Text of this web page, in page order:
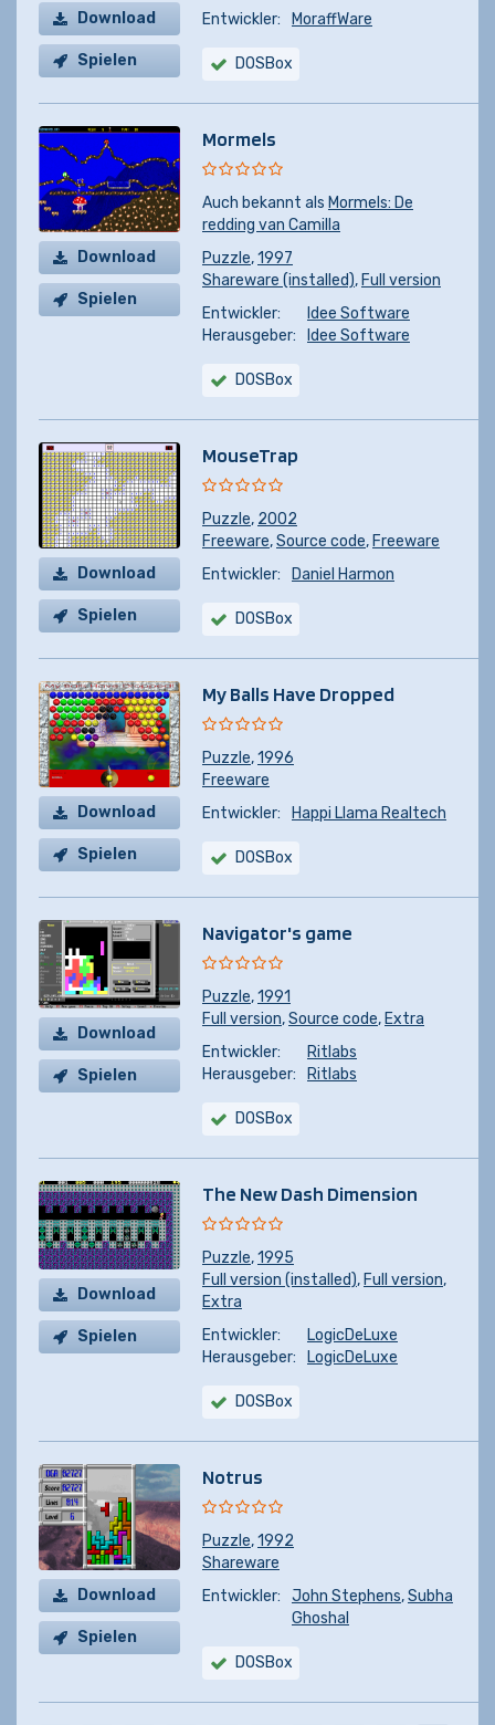
Download
Spielen
Entwickler:
MoraffWare
DOSBox
Download
Spielen
Mormels
Auch bekannt als Mormels: De
redding van Camilla
Puzzle,1997
Shareware (installed), Full version
Entwickler:
Idee Software
Herausgeber:
Idee Software
DOSBox
Download
Spielen
MouseTrap
Puzzle, 2002
Freeware,Source code, Freeware
Entwickler:
Daniel Harmon
DOSBox
Download
Spielen
My Balls Have Dropped
Puzzle,1996
Freeware
Entwickler:
Happi Llama Realtech
DOSBox
Download
Spielen
Navigator's game
Puzzle,1991
Full version,Source code, Extra
Entwickler:
Ritlabs
Herausgeber:
Ritlabs
DOSBox
Download
Spielen
The New Dash Dimension
Puzzle,1995
Full version (installed), Full version,
Extra
Entwickler:
LogicDeLuxe
Herausgeber:
LogicDeLuxe
DOSBox
Download
Spielen
Notrus
Puzzle,1992
Shareware
Entwickler:
John Stephens,Subha
Ghoshal
DOSBox